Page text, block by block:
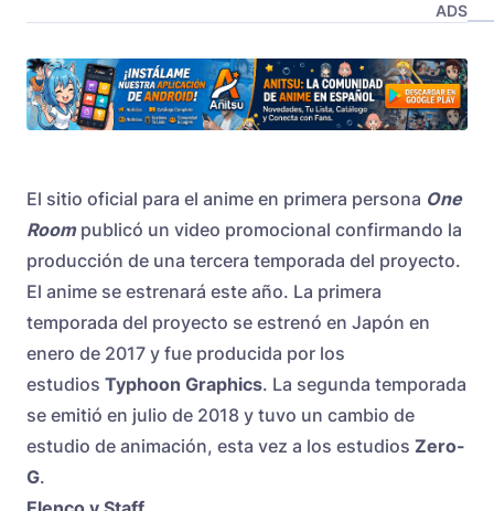
ADS
El sitio oficial para el anime en primera persona One
Roompublicó un video promocional confirmando la
producción de una tercera temporada del proyecto.
El anime se estrenará este año. La primera
temporada del proyecto se estrenó en Japón en
enero de 2017 y fue producida por los
estudios Typhoon Graphics. La segunda temporada
se emitió en julio de 2018 y tuvo un cambio de
estudio de animación, esta vez a los estudios Zero-
G.